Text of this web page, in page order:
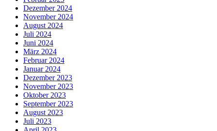
Dezember 2024
November 2024
August 2024
Juli 2024
Juni 2024
März 2024
Februar 2024
Januar 2024
Dezember 2023
November 2023
Oktober 2023
September 2023
August 2023
Juli 2023